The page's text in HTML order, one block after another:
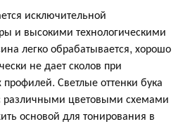
исключительной
и высокими технологическими
легко обрабатывается, хорошо
не дает сколов при
Светлые оттенки бука
различными цветовыми схемами
основой для тонирования в